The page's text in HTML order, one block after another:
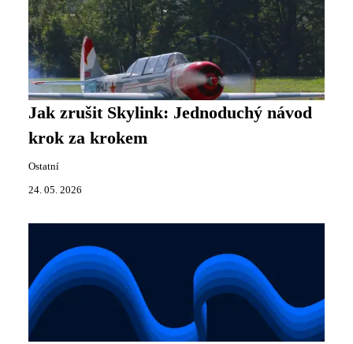
Jak zrušit Skylink: Jednoduchý návod
krok za krokem
Ostatní
24. 05. 2026